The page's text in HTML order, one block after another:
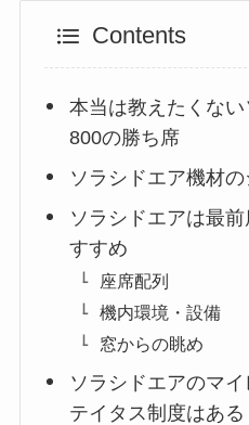
Contents
本当は教えたくな
800の勝ち席
ソラシドエア機材
ソラシドエアは最
すすめ
座席配列
機内環境・設備
窓からの眺め
ソラシドエアのマ
テイタス制度はある